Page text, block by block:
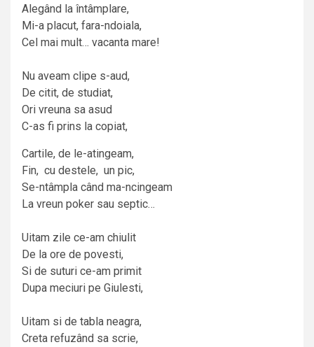
Alegând la întâmplare,
Mi-a placut, fara-ndoiala,
Cel mai mult… vacanta mare!
Nu aveam clipe s-aud,
De citit, de studiat,
Ori vreuna sa asud
C-as fi prins la copiat,
Cartile, de le-atingeam,
Fin, cu destele, un pic,
Se-ntâmpla când ma-ncingeam
La vreun poker sau septic…
Uitam zile ce-am chiulit
De la ore de povesti,
Si de suturi ce-am primit
Dupa meciuri pe Giulesti,
Uitam si de tabla neagra,
Creta refuzând sa scrie,